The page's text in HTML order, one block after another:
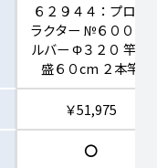
６２９４４：プロト
ラクター №６００ シ
ルバー Φ３２０ 竿目
盛６０cm ２本竿
￥51,975
〇